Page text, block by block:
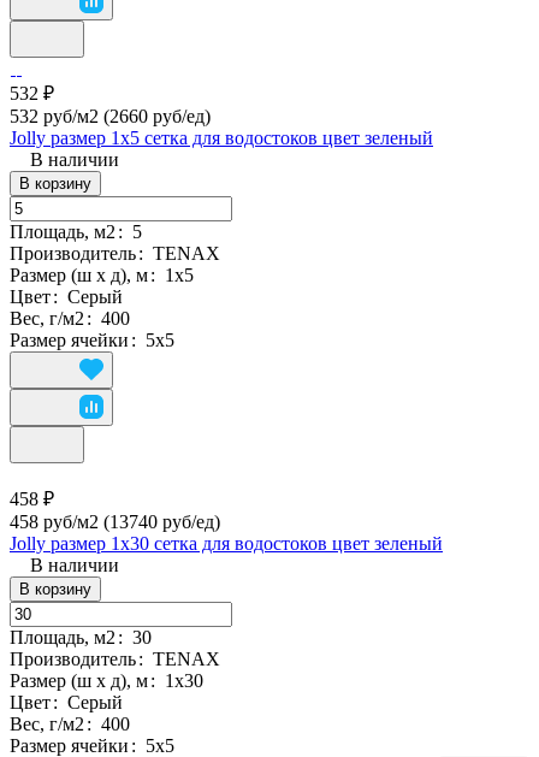
532 ₽
532 руб/м2 (2660 руб/eд)
Jolly размер 1х5 сетка для водостоков цвет зеленый
В наличии
В корзину
Площадь, м2: 5
Производитель: TENAX
Размер (ш х д), м: 1х5
Цвет: Серый
Вес, г/м2: 400
Размер ячейки : 5х5
458 ₽
458 руб/м2 (13740 руб/eд)
Jolly размер 1х30 сетка для водостоков цвет зеленый
В наличии
В корзину
Площадь, м2: 30
Производитель: TENAX
Размер (ш х д), м: 1х30
Цвет: Серый
Вес, г/м2: 400
Размер ячейки : 5х5